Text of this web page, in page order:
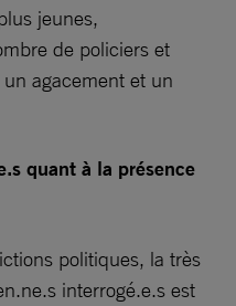
jeunes,
de policiers et
un agacement et un
quant à la présence
politiques, la très
interrogé.e.s est